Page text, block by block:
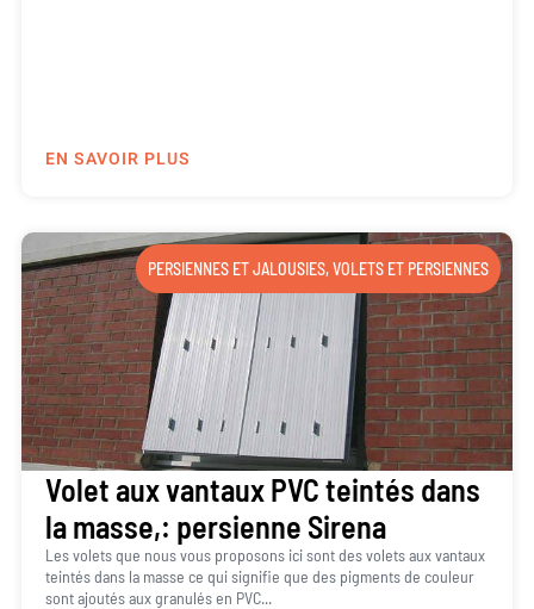
EN SAVOIR PLUS
PERSIENNES ET JALOUSIES,VOLETS ET PERSIENNES
Volet aux vantaux PVC teintés dans
la masse,: persienne Sirena
Les volets que nous vous proposons ici sont des volets aux vantaux
teintés dans la masse ce qui signifie que des pigments de couleur
sont ajoutés aux granulés en PVC...